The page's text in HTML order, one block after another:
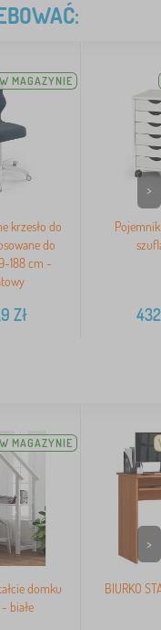
W MAGAZYNIE
krzesło do
do
188 cm -
Zł
>
W MAGAZYNIE
domku
białe
BIURKO
>